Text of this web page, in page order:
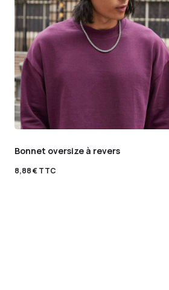
Bonnet oversize à revers
8,88€TTC